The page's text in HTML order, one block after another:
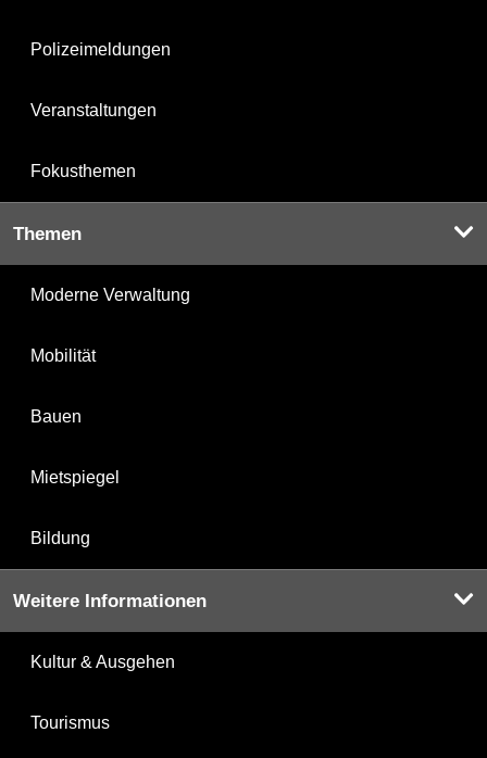
Polizeimeldungen
Veranstaltungen
Fokusthemen
Themen
Moderne Verwaltung
Mobilität
Bauen
Mietspiegel
Bildung
Weitere Informationen
Kultur & Ausgehen
Tourismus